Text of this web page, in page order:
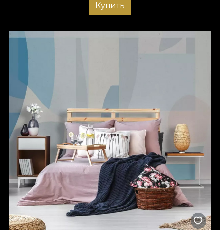
Купить